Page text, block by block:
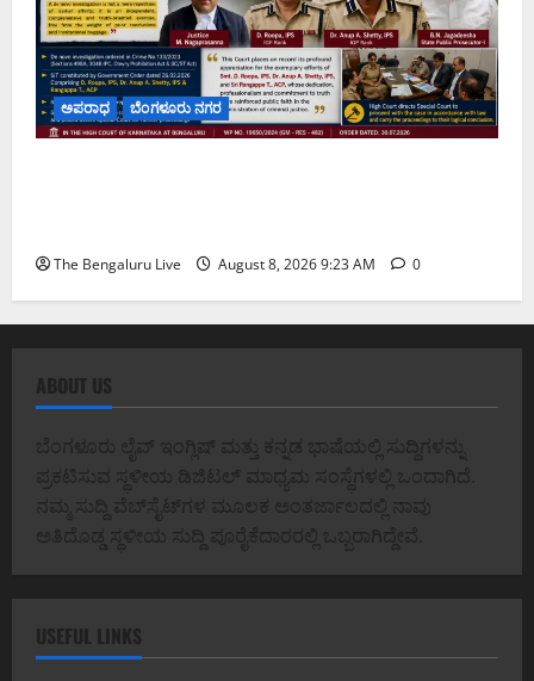
ಅಪರಾಧ ಬೆಂಗಳೂರು ನಗರ
The Bengaluru Live August 8, 2026 9:23 AM 0
ABOUT US
ಬೆಂಗಳೂರು ಲೈವ್ ಇಂಗ್ಲಿಷ್ ಮತ್ತು ಕನ್ನಡ ಭಾಷೆಯಲ್ಲಿ ಸುದ್ದಿಗಳನ್ನು
ಪ್ರಕಟಿಸುವ ಸ್ಥಳೀಯ ಡಿಜಿಟಲ್ ಮಾಧ್ಯಮ ಸಂಸ್ಥೆಗಳಲ್ಲಿ ಒಂದಾಗಿದೆ.
ನಮ್ಮ ಸುದ್ದಿ ವೆಬ್‌ಸೈಟ್‌ಗಳ ಮೂಲಕ ಅಂತರ್ಜಾಲದಲ್ಲಿ ನಾವು
ಅತಿದೊಡ್ಡ ಸ್ಥಳೀಯ ಸುದ್ದಿ ಪೂರೈಕೆದಾರರಲ್ಲಿ ಒಬ್ಬರಾಗಿದ್ದೇವೆ.
USEFUL LINKS